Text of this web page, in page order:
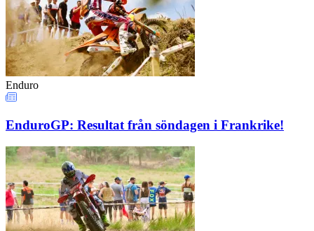
Enduro
EnduroGP: Resultat från söndagen i Frankrike!